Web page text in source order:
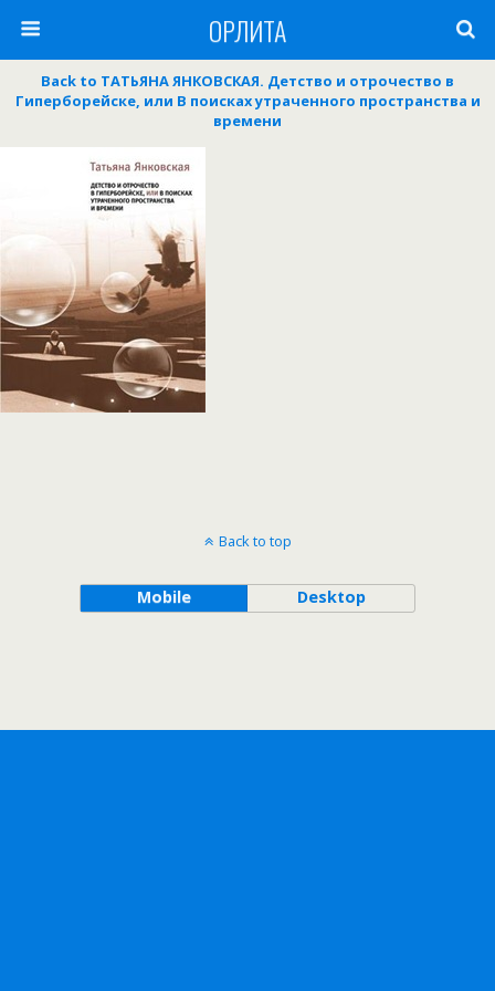
ОРЛИТА
Back to ТАТЬЯНА ЯНКОВСКАЯ. Детство и отрочество в
Гиперборейске, или В поисках утраченного пространства и
времени
Back to top
Mobile Desktop